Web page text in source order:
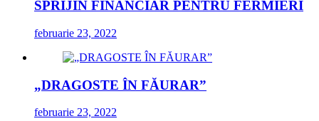
SPRIJIN FINANCIAR PENTRU FERMIERI
februarie 23, 2022
„DRAGOSTE ÎN FĂURAR”
februarie 23, 2022